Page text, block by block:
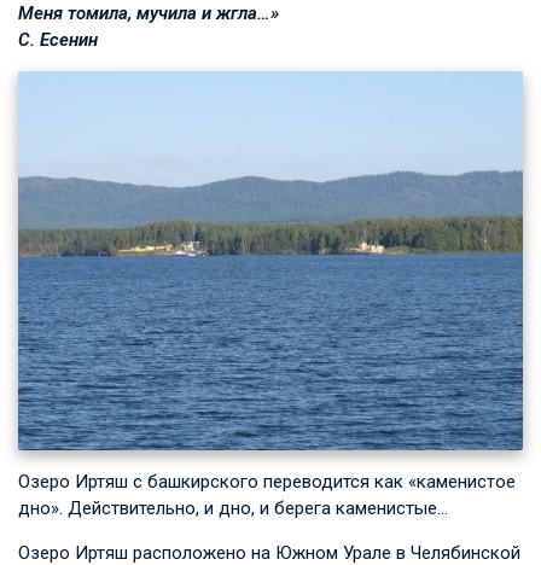
Меня томила, мучила и жгла…»
С. Есенин
Озеро Иртяш с башкирского переводится как «каменистое
дно». Действительно, и дно, и берега каменистые…
Озеро Иртяш расположено на Южном Урале в Челябинской